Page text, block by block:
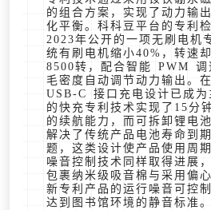
的组合方案，实现了动力输
化平衡。科科豆平台的专利
2023年公开的一项无刷电机
统有刷电机缩小40%，转速
8500转，配合智能 PWM 调
毛密度自动调节动力输出。
USB-C 接口充电设计已成为
的快充专利技术实现了15分
的续航能力，而可拆卸锂电
解决了传统产品电池寿命到
题，这类设计使产品使用周
噪音控制技术同样取得进展
包裹纳米级吸音棉与采用偏
新专利产品的运行噪音可控
达到图书馆环境的静音标准。